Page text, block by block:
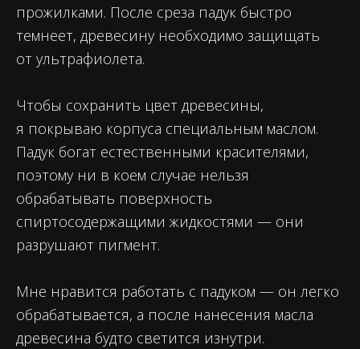
прожилками. После среза падук быстро
темнеет, древесину необходимо защищать
от ультрафиолета.
Чтобы сохранить цвет древесины,
я покрываю корпуса специальным маслом.
Падук богат естественными красителями,
поэтому ни в коем случае нельзя
обрабатывать поверхность
спиртосодержащими жидкостями — они
разрушают пигмент.
Мне нравится работать с падуком — он легко
обрабатывается, а после нанесения масла
древесина будто светится изнутри.